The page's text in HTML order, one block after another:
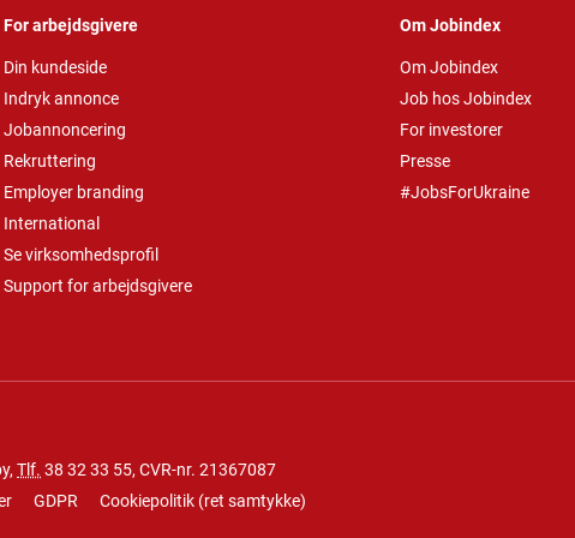
For arbejdsgivere
Din kundeside
Indryk annonce
Jobannoncering
Rekruttering
Employer branding
International
Se virksomhedsprofil
Support for arbejdsgivere
Om Jobindex
Om Jobindex
Job hos Jobindex
For investorer
Presse
#JobsForUkraine
Tlf. 38 32 33 55, CVR-nr. 21367087
GDPR Cookiepolitik (ret samtykke)